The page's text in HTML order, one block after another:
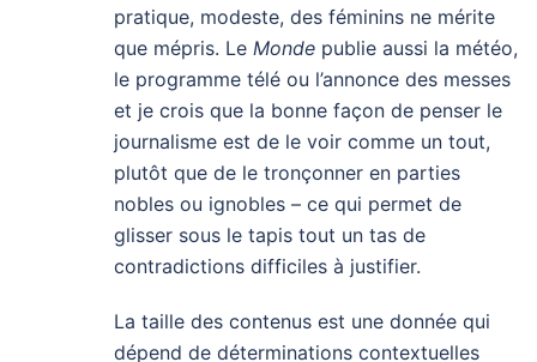
pratique, modeste, des féminins ne mérite
que mépris. Le Monde publie aussi la météo,
le programme télé ou l’annonce des messes
et je crois que la bonne façon de penser le
journalisme est de le voir comme un tout,
plutôt que de le tronçonner en parties
nobles ou ignobles – ce qui permet de
glisser sous le tapis tout un tas de
contradictions difficiles à justifier.
La taille des contenus est une donnée qui
dépend de déterminations contextuelles